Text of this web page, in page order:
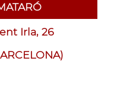
Irla, 26